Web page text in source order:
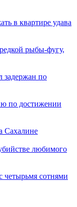
в квартире удава
рыбы-фугу,
задержан по
по достижении
Сахалине
любимого
четырьмя сотнями